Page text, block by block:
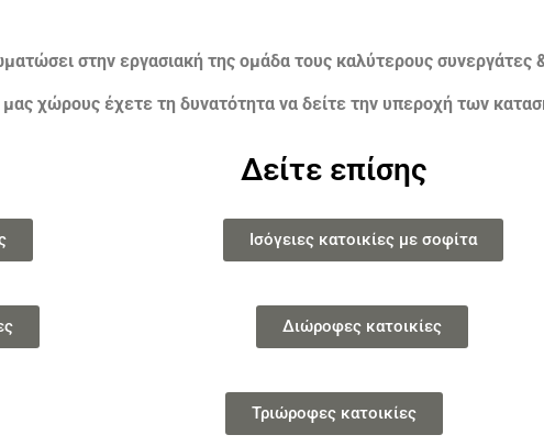
στην εργασιακή της ομάδα τους καλύτερους
μας χώρους έχετε τη δυνατότητα να δείτε την υπεροχή των
Δείτε επίσης
Ισόγειες κατοικίες με σοφίτα
Διώροφες κατοικίες
Τριώροφες κατοικίες